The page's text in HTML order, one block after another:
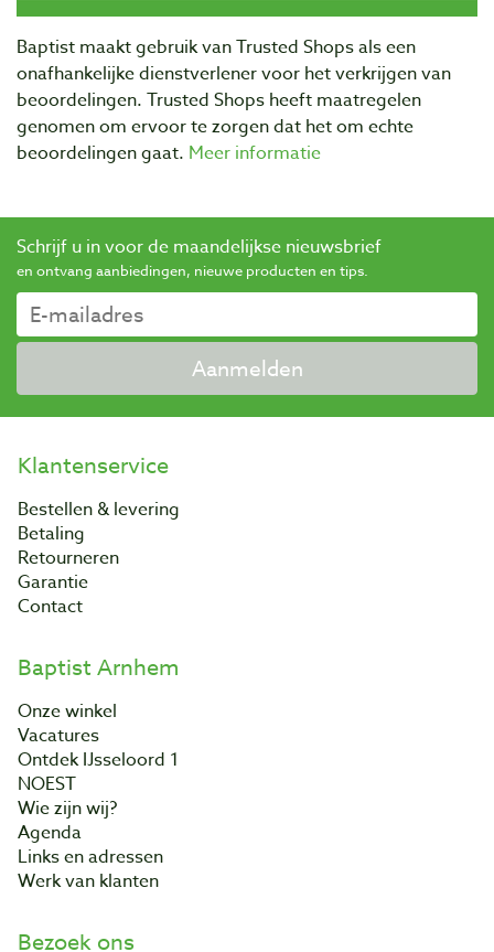
Baptist maakt gebruik van Trusted Shops als een
onafhankelijke dienstverlener voor het verkrijgen van
beoordelingen. Trusted Shops heeft maatregelen
genomen om ervoor te zorgen dat het om echte
beoordelingen gaat. Meer informatie
Schrijf u in voor de maandelijkse nieuwsbrief
en ontvang aanbiedingen, nieuwe producten en tips.
Aanmelden
Klantenservice
Bestellen & levering
Betaling
Retourneren
Garantie
Contact
Baptist Arnhem
Onze winkel
Vacatures
Ontdek IJsseloord 1
NOEST
Wie zijn wij?
Agenda
Links en adressen
Werk van klanten
Bezoek ons